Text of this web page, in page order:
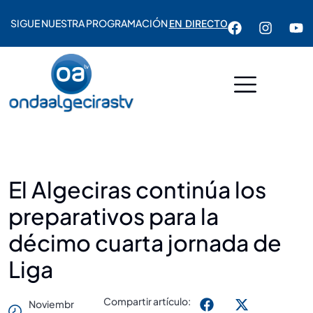
SIGUE NUESTRA PROGRAMACIÓNEN DIRECTO
El Algeciras continúa los
preparativos para la
décimo cuarta jornada de
Liga
Noviembr
Compartir artículo: